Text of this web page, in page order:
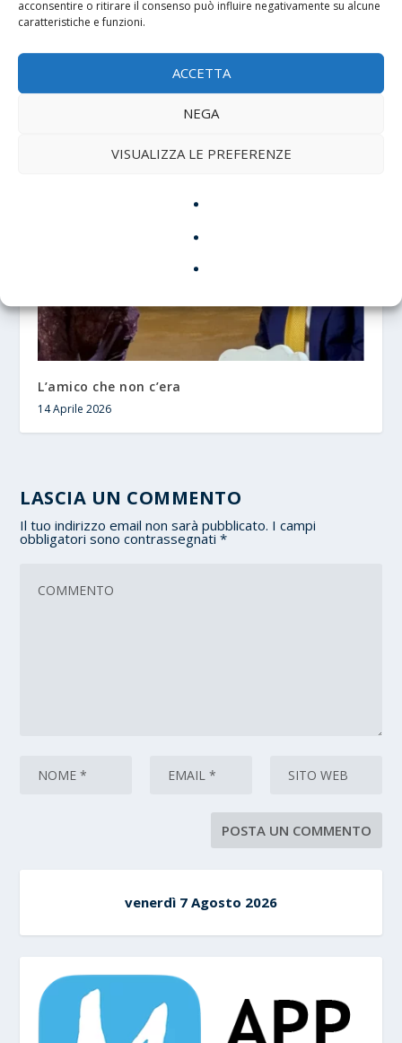
acconsentire o ritirare il consenso può influire negativamente su alcune
caratteristiche e funzioni.
ACCETTA
NEGA
VISUALIZZA LE PREFERENZE
l’assegnazione dei porti alle ONG
L’amico che non c’era
14 Aprile 2026
LASCIA UN COMMENTO
Il tuo indirizzo email non sarà pubblicato. I campi
obbligatori sono contrassegnati*
venerdì 7 Agosto 2026